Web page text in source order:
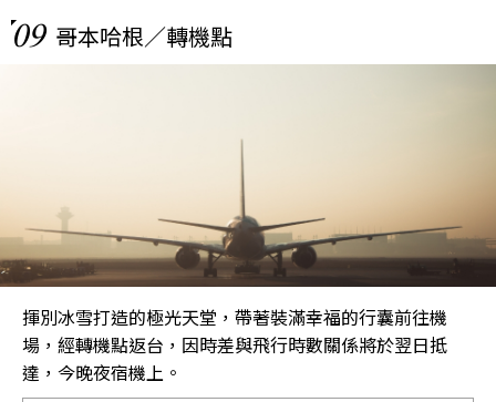
09 哥本哈根／轉機點
揮別冰雪打造的極光天堂，帶著裝滿幸福的行囊前往機
場，經轉機點返台，因時差與飛行時數關係將於翌日抵
達，今晚夜宿機上。